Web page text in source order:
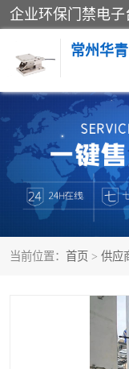
常州华
当前位置： 首页 > 供应
称重模块
手工配料系统
自动化配料系统
屠宰轨道秤
移动源环保门禁